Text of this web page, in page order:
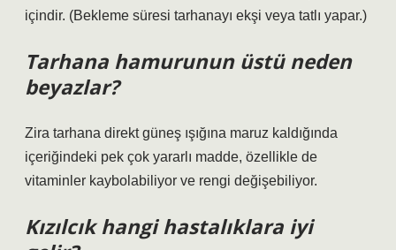
içindir. (Bekleme süresi tarhanayı ekşi veya tatlı yapar.)
Tarhana hamurunun üstü neden
beyazlar?
Zira tarhana direkt güneş ışığına maruz kaldığında
içeriğindeki pek çok yararlı madde, özellikle de
vitaminler kaybolabiliyor ve rengi değişebiliyor.
Kızılcık hangi hastalıklara iyi